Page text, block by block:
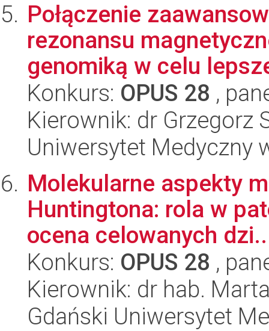
Połączenie
rezonansu
genomiką w celu
Konkurs: OPUS 28 ,
Kierownik: dr Grzegorz
Uniwersytet Medyczny
Molekularne aspekty
Huntingtona: rola w
ocena celowanych
Konkurs: OPUS 28 ,
Kierownik: dr hab.
Gdański Uniwersytet